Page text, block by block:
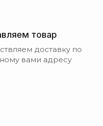
товар
доставку по
вами адресу